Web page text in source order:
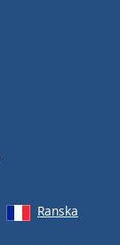
Ranska